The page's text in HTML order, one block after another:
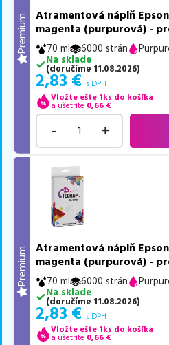
Premium
Atramentová náplň Epson
magenta (purpurová) -
70 ml 6000 strán
Na sklade
(doručíme 11.08.2026)
2,83 € s DPH
Vložte ešte 1ks do košíka
a ušetríte 0,66 €
- +
Premium
Atramentová náplň Epson
magenta (purpurová) -
70 ml 6000 strán
Na sklade
(doručíme 11.08.2026)
2,83 € s DPH
Vložte ešte 1ks do košíka
a ušetríte 0,66 €